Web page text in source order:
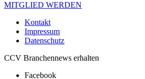
MITGLIED WERDEN
Kontakt
Impressum
Datenschutz
CCV Branchennews erhalten
Facebook